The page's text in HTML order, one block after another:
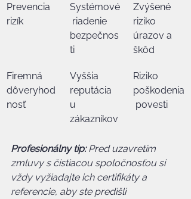
Prevencia
rizík
Systémové
riadenie
bezpečnos
ti
Zvýšené
riziko
úrazov a
škôd
Firemná
dôveryhod
nosť
Vyššia
reputácia
u
zákazníkov
Riziko
poškodenia
povesti
Profesionálny tip: Pred uzavretím
zmluvy s čistiacou spoločnosťou si
vždy vyžiadajte ich certifikáty a
referencie, aby ste predišli